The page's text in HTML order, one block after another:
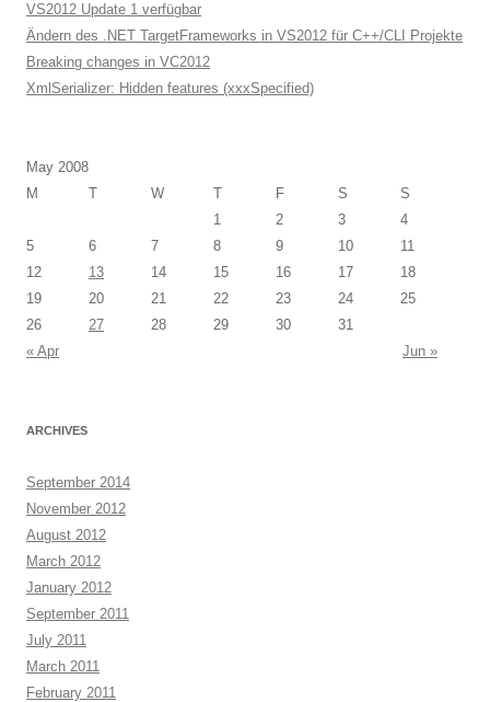
VS2012 Update 1 verfügbar
Ändern des .NET TargetFrameworks in VS2012 für C++/CLI Projekte
Breaking changes in VC2012
XmlSerializer: Hidden features (xxxSpecified)
May 2008
M
T W T F S
S
1
2 3
4
5
6 7 8 9 10
11
12
13 14 15 16 17
18
19
20 21 22 23 24
25
26
27 28 29 30
31
« Apr
Jun »
ARCHIVES
September 2014
November 2012
August 2012
March 2012
January 2012
September 2011
July 2011
March 2011
February 2011